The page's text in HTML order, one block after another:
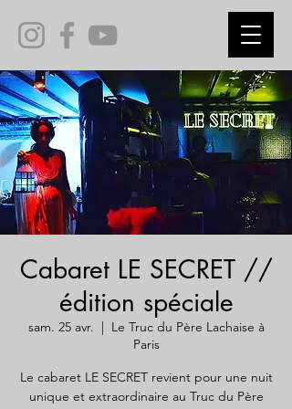
Cabaret LE SECRET //
édition spéciale
sam. 25 avr.
  |
Le Truc du Père Lachaise à
Paris
Le cabaret LE SECRET revient pour une nuit
unique et extraordinaire au Truc du Père